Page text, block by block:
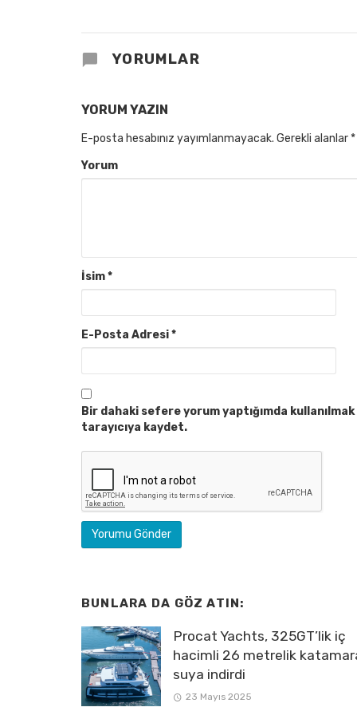
YORUMLAR
YORUM YAZIN
E-posta hesabınız yayımlanmayacak. Gerekli alanlar *
Yorum
İsim*
E-Posta Adresi*
Bir dahaki sefere yorum yaptığımda
tarayıcıya kaydet.
BUNLARA DA GÖZ ATIN:
Procat Yachts, 325GT’lik iç
hacimli 26 metrelik
suya indirdi
23 Mayıs 2025